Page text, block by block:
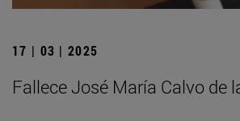
17 | 03 | 2025
Fallece José María Calvo de